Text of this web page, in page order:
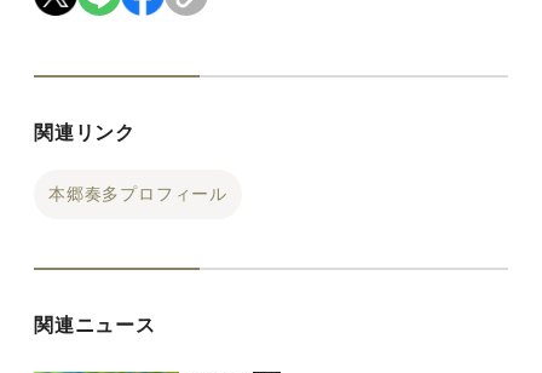
関連リンク
本郷奏多プロフィール
関連ニュース